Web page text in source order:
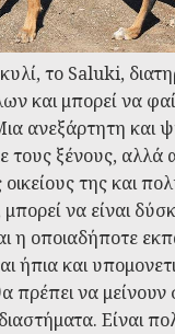
το Saluki,
και μπορεί να
ανεξάρτητη και
τους ξένους, αλλά
της και
να είναι
η οποιαδήποτε
ήπια και
πρέπει να μείνουν
Είναι